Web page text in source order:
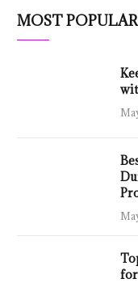
MOST POPULAR
for